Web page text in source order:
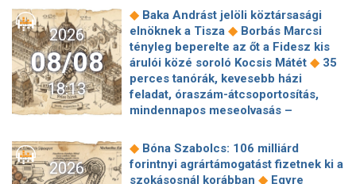
tojással dobálták meg a
miniszterelnököt – Koszovóban ◆
Szépségipar és orvosi turizmus:
milyen erős Budapest a plasztikai
sebészet térképén? ◆ 72 óra
Montenegróban ◆35 perces tanórák
lehetnek az alsó tagozatos diákoknak,
komoly változások jöhetnek az
András kirúgásával kezdődött, most a
köztársasági elnökké választásával ér
2026
08/08
18:13
◆ Baka Andrást jelöli köztársasági
elnöknek a Tisza ◆ Borbás Marcsi
tényleg beperelte az őt a Fidesz kis
árulói közé soroló Kocsis Mátét ◆ 35
perces tanórák, kevesebb házi
feladat, óraszám-átcsoportosítás,
mindennapos meseolvasás –
tagozatos javaslatcsomagja
Lemond és az egyetemről is távozik
az Ádám Zoltánt kirúgó corvinusos
2026
◆ Bóna Szabolcs: 106 milliárd
forintnyi agrártámogatást fizetnek ki a
szokásosnál korábban ◆ Egyre